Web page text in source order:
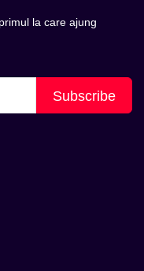
la care ajung
Subscribe